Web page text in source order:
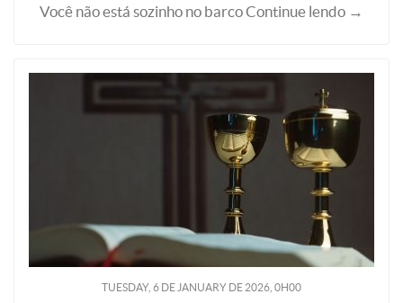
Você não está sozinho no barco Continue lendo →
TUESDAY, 6 DE JANUARY DE 2026, 0H00